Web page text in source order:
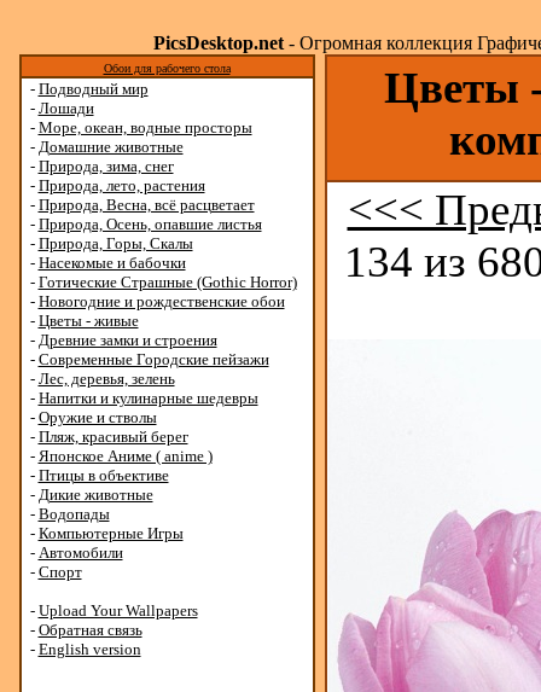
PicsDesktop.net- Огромная коллекция
Обои для рабочего стола
- Подводный мир
- Лошади
- Море, океан, водные просторы
- Домашние животные
- Природа, зима, снег
- Природа, лето, растения
- Природа, Весна, всё расцветает
- Природа, Осень, опавшие листья
- Природа, Горы, Скалы
- Насекомые и бабочки
- Готические Страшные (Gothic Horror)
- Новогодние и рождественские обои
- Цветы - живые
- Древние замки и строения
- Современные Городские пейзажи
- Лес, деревья, зелень
- Напитки и кулинарные шедевры
- Оружие и стволы
- Пляж, красивый берег
- Японское Аниме ( anime )
- Птицы в объективе
- Дикие животные
- Водопады
- Компьютерные Игры
- Автомобили
- Спорт
- Upload Your Wallpapers
- Обратная связь
- English version
Цветы -
<<<
134 из